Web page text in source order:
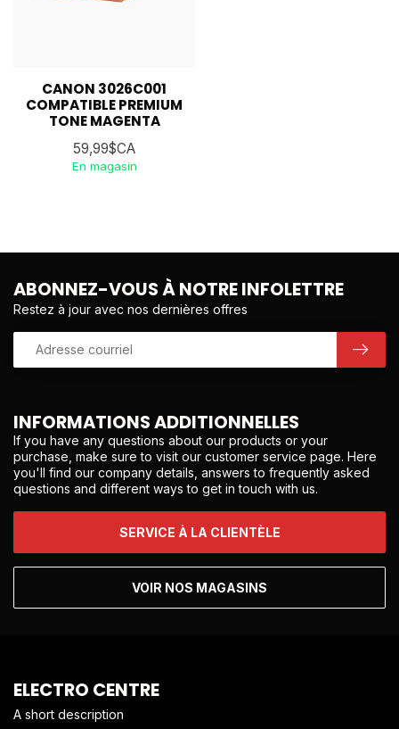
CANON 3026C001
COMPATIBLE PREMIUM
TONE MAGENTA
59,99$CA
En magasin
INFORMATIONS ADDITIONNELLES
If you have any questions about our products or your
purchase, make sure to visit our customer service page. Here
you'll find our company details, answers to frequently asked
questions and different ways to get in touch with us.
SERVICE À LA CLIENTÈLE
VOIR NOS MAGASINS
ABONNEZ-VOUS À NOTRE INFOLETTRE
Restez à jour avec nos dernières offres
ELECTRO CENTRE
A short description